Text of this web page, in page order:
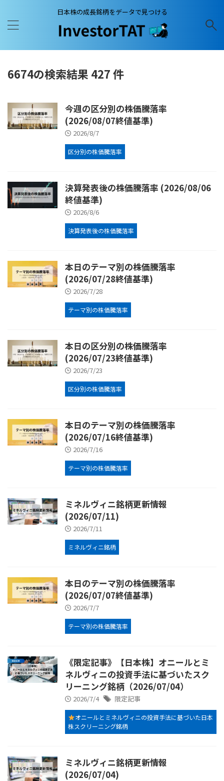
日本株の成長銘柄をデータで見つける
6674の検索結果 427 件
今週の区分別の株価騰落率
(2026/08/07終値基準)
2026/8/7
区分別の株価騰落率
決算発表後の株価騰落率 (2026/08/06
終値基準)
2026/8/6
決算発表後の株価騰落率
本日のテーマ別の株価騰落率
(2026/07/28終値基準)
2026/7/28
テーマ別の株価騰落率
本日の区分別の株価騰落率
(2026/07/23終値基準)
2026/7/23
区分別の株価騰落率
本日のテーマ別の株価騰落率
(2026/07/16終値基準)
2026/7/16
テーマ別の株価騰落率
ミネルヴィニ銘柄更新情報
(2026/07/11)
2026/7/11
ミネルヴィニ銘柄
本日のテーマ別の株価騰落率
(2026/07/07終値基準)
2026/7/7
テーマ別の株価騰落率
《限定記事》【日本株】オニールとミ
ネルヴィニの投資手法に基づいたスク
リーニング銘柄（2026/07/04）
2026/7/4 限定記事
オニールとミネルヴィニの投資手法に基づいた日本
株スクリーニング銘柄
ミネルヴィニ銘柄更新情報
(2026/07/04)